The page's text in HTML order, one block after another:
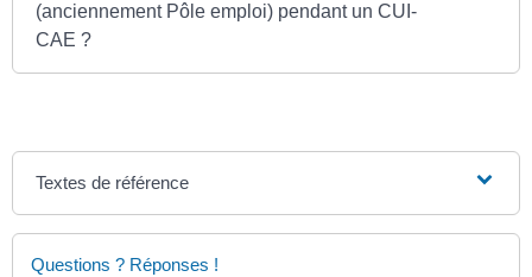
(anciennement Pôle emploi) pendant un CUI-
CAE ?
Textes de référence
Questions ? Réponses !